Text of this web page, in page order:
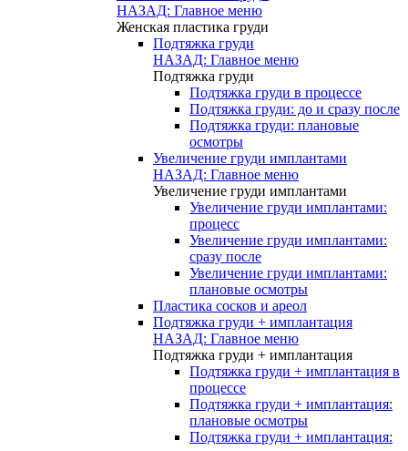
НАЗАД: Главное меню
Женская пластика груди
Подтяжка груди
НАЗАД: Главное меню
Подтяжка груди
Подтяжка груди в процессе
Подтяжка груди: до и сразу после
Подтяжка груди: плановые
осмотры
Увеличение груди имплантами
НАЗАД: Главное меню
Увеличение груди имплантами
Увеличение груди имплантами:
процесс
Увеличение груди имплантами:
сразу после
Увеличение груди имплантами:
плановые осмотры
Пластика сосков и ареол
Подтяжка груди + имплантация
НАЗАД: Главное меню
Подтяжка груди + имплантация
Подтяжка груди + имплантация в
процессе
Подтяжка груди + имплантация:
плановые осмотры
Подтяжка груди + имплантация: